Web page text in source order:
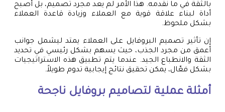
بالثقة في ما نقدمه. هذا الأمر لم يعد مجرد تصميم، بل أصبح
أداة لبناء علاقة قوية مع العملاء وزيادة قاعدة العملاء
بشكل ملحوظ.
إن تأثير تصميم البروفايل على العملاء يمتد ليشمل جوانب
أعمق من مجرد الجذب، حيث يسهم بشكل رئيسي في تحديد
الثقة والانطباع الجيد. عندما يتم تطبيق هذه الاستراتيجيات
بشكل فعّال، يمكن تحقيق نتائج إيجابية تدوم طويلاً.
أمثلة عملية لتصاميم بروفايل ناجحة